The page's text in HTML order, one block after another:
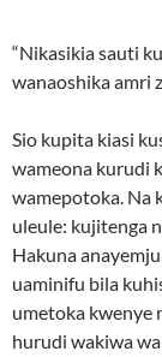
“Nikasikia sauti
wanaoshika amri
Sio kupita kiasi
wameona kurudi
wamepotoka. Na
uleule: kujitenga
Hakuna
uaminifu bila
umetoka kwenye
hurudi wakiwa